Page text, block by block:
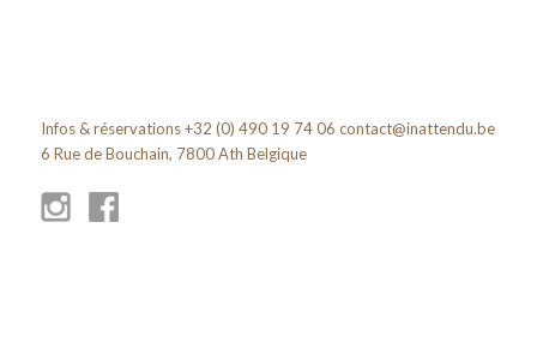
Infos & réservations +32 (0) 490 19 74 06 contact@inattendu.be
6 Rue de Bouchain, 7800 Ath Belgique